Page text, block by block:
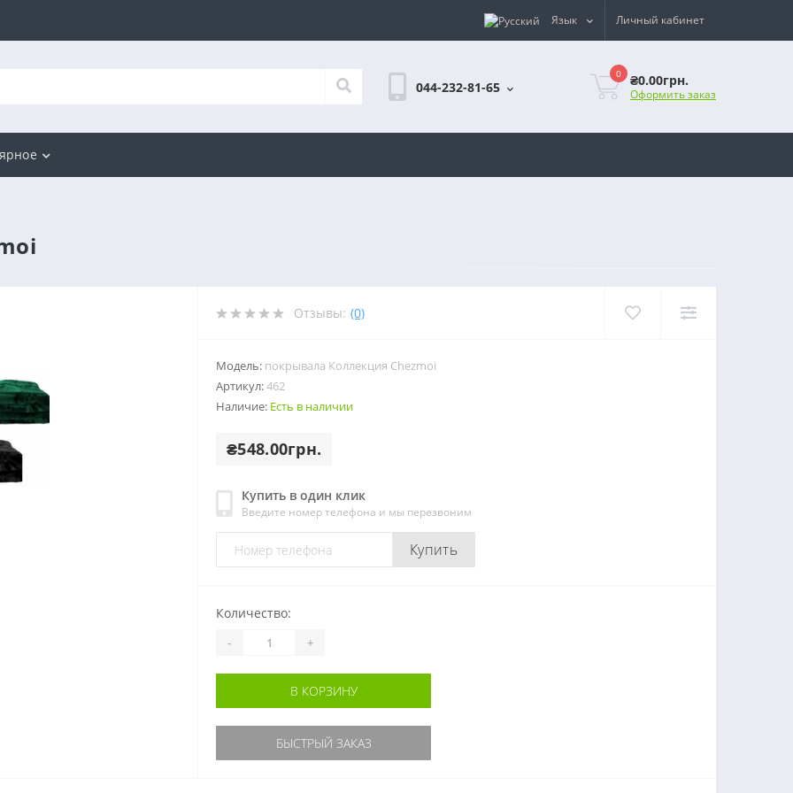
Язык Личный кабинет
044-232-81-65
0 ₴0.00грн.
Оформить заказ
Отзывы: (0)
Модель: покрывала Коллекция Chezmoi
Артикул:462
Наличие: Есть в наличии
₴548.00грн.
Купить в один клик
Введите номер телефона и мы перезвоним
Купить
Количество:
- +
В КОРЗИНУ
БЫСТРЫЙ ЗАКАЗ